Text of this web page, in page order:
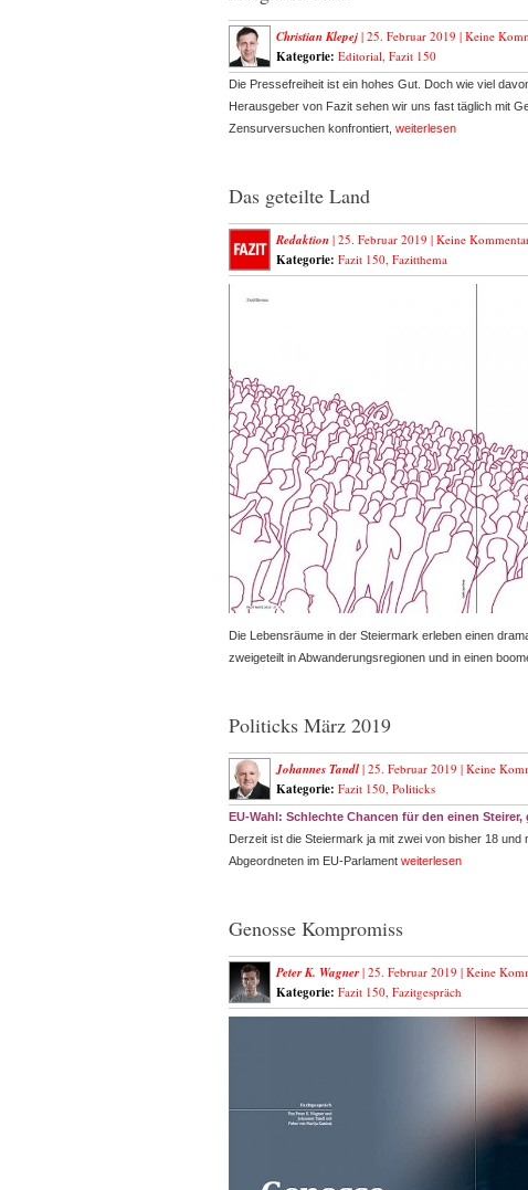
Christian Klepej | 25. Februar 2019 | Keine
Kategorie: Editorial, Fazit 150
Die Pressefreiheit ist ein hohes Gut. Doch wie viel
Herausgeber von Fazit sehen wir uns fast täglich mit
Zensurversuchen konfrontiert, weiterlesen
Das geteilte Land
Redaktion | 25. Februar 2019 | Keine
Kategorie: Fazit 150, Fazitthema
Die Lebensräume in der Steiermark erleben einen
zweigeteilt in Abwanderungsregionen und in einen
Politicks März 2019
Johannes Tandl | 25. Februar 2019 | Keine
Kategorie: Fazit 150, Politicks
EU-Wahl: Schlechte Chancen für den einen
Derzeit ist die Steiermark ja mit zwei von bisher 18
Abgeordneten im EU-Parlament weiterlesen
Genosse Kompromiss
Peter K. Wagner| 25. Februar 2019 | Keine
Kategorie: Fazit 150, Fazitgespräch